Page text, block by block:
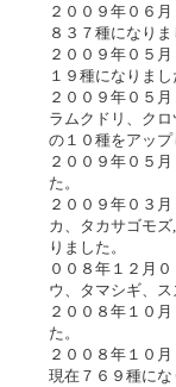
２００９年０６
８３７種になりま
２００９年０５
１９種になりまし
２００９年０５
ラムクドリ、ク
の１０種をアップ
２００９年０５
た。
２００９年０３
カ、タカサゴモ
りました。
００８年１２月
ウ、タマシギ、
２００８年１０
た。
２００８年１０
現在７６９種にな